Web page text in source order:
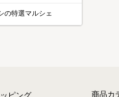
の特選マルシェ
ピング 商品カ